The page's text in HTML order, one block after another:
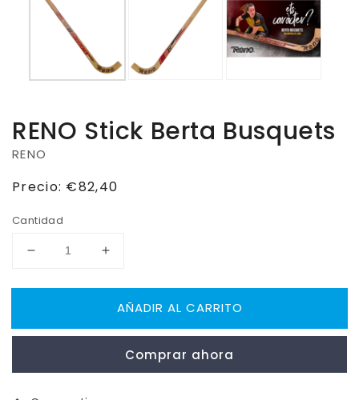
RENO Stick Berta Busquets
RENO
Precio
Precio: €82,40
Cantidad
Reducir
para
Berta
Aumentar
para
RENO
Berta
Busquets
AÑADIR AL CARRITO
Comprar ahora